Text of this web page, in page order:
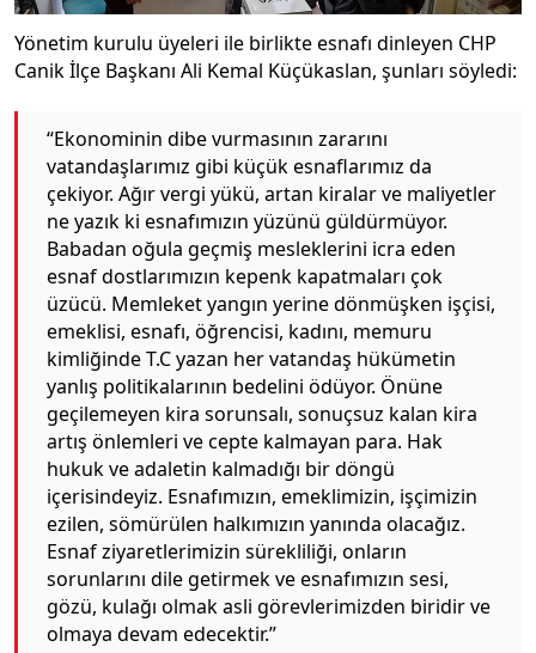
Yönetim kurulu üyeleri ile birlikte esnafı dinleyen CHP
Canik İlçe Başkanı Ali Kemal Küçükaslan, şunları söyledi:
“Ekonominin dibe vurmasının zararını
vatandaşlarımız gibi küçük esnaflarımız da
çekiyor. Ağır vergi yükü, artan kiralar ve maliyetler
ne yazık ki esnafımızın yüzünü güldürmüyor.
Babadan oğula geçmiş mesleklerini icra eden
esnaf dostlarımızın kepenk kapatmaları çok
üzücü. Memleket yangın yerine dönmüşken işçisi,
emeklisi, esnafı, öğrencisi, kadını, memuru
kimliğinde T.C yazan her vatandaş hükümetin
yanlış politikalarının bedelini ödüyor. Önüne
geçilemeyen kira sorunsalı, sonuçsuz kalan kira
artış önlemleri ve cepte kalmayan para. Hak
hukuk ve adaletin kalmadığı bir döngü
içerisindeyiz. Esnafımızın, emeklimizin, işçimizin
ezilen, sömürülen halkımızın yanında olacağız.
Esnaf ziyaretlerimizin sürekliliği, onların
sorunlarını dile getirmek ve esnafımızın sesi,
gözü, kulağı olmak asli görevlerimizden biridir ve
olmaya devam edecektir.”